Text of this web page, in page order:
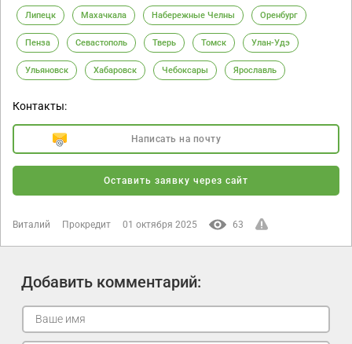
Липецк Махачкала Набережные Челны Оренбург
Пенза Севастополь Тверь Томск Улан-Удэ
Ульяновск Хабаровск Чебоксары Ярославль
Контакты:
Написать на почту
Оставить заявку через сайт
Виталий Прокредит 01 октября 2025 63
Добавить комментарий: